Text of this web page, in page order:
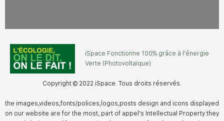
iSpace Fonctionne 100% grâce à l'énergie
Verte (Photovoltaïque)
Copyright © 2022 iSpace. Tous droits réservés.
the images,videos,fonts/polices,logos,posts design and icons displayed
on our website are for the most, part of appel's Intellectual Property they